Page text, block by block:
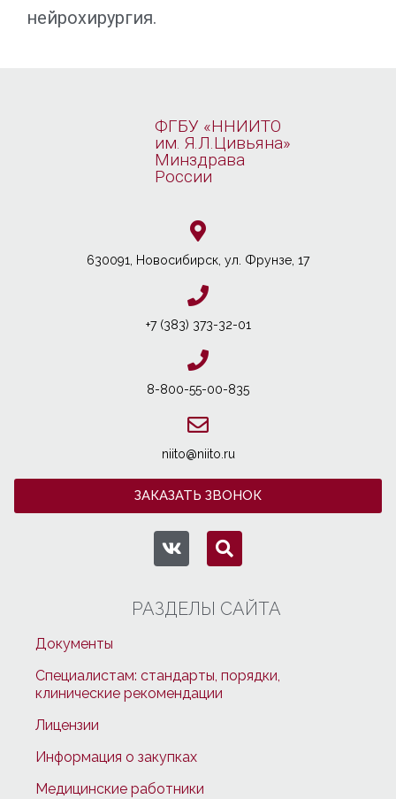
нейрохирургия.
ФГБУ «ННИИТО
им. Я.Л.Цивьяна»
Минздрава
России
630091, Новосибирcк, ул. Фрунзе, 17
+7 (383) 373-32-01
8-800-55-00-835
niito@niito.ru
ЗАКАЗАТЬ ЗВОНОК
РАЗДЕЛЫ САЙТА
Документы
Специалистам: стандарты, порядки,
клинические рекомендации
Лицензии
Информация о закупках
Медицинские работники